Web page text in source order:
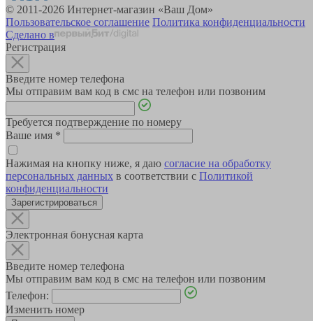
© 2011-2026 Интернет-магазин «Ваш Дом»
Пользовательское соглашение Политика конфиденциальности
Сделано в
Регистрация
Введите номер телефона
Мы отправим вам код в смс на телефон или позвоним
Требуется подтверждение по номеру
Ваше имя *
Нажимая на кнопку ниже, я даю согласие на обработку
персональных данных в соответствии с Политикой
конфиденциальности
Зарегистрироваться
Электронная бонусная карта
Введите номер телефона
Мы отправим вам код в смс на телефон или позвоним
Телефон:
Изменить номер